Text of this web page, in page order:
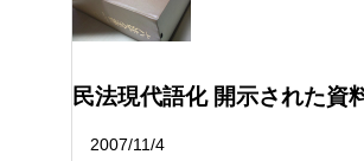
民法現代語化 開示された資
2007/11/4